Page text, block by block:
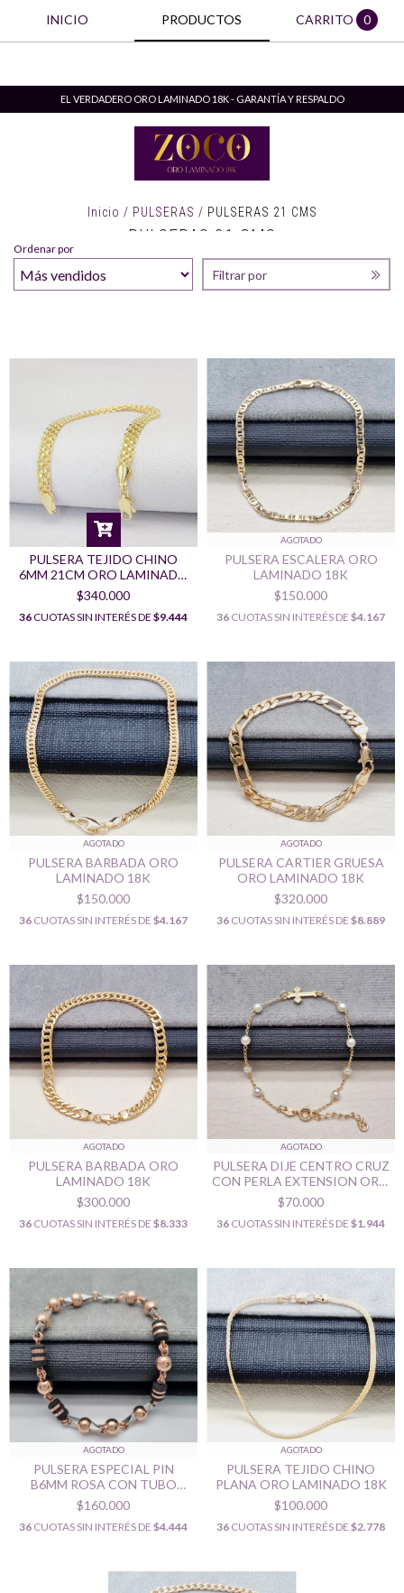
INICIO PRODUCTOS CARRITO 0
EL VERDADERO ORO LAMINADO 18K - GARANTÍA Y RESPALDO
Inicio / PULSERAS / PULSERAS 21 CMS
PULSERAS 21 CMS
Ordenar por
Filtrar por
PULSERA TEJIDO CHINO
6MM 21CM ORO LAMINADO
18K
$340.000
36CUOTAS SIN INTERÉS DE $9.444
AGOTADO
PULSERA ESCALERA ORO
LAMINADO 18K
$150.000
36 CUOTAS SIN INTERÉS DE $4.167
AGOTADO
PULSERA BARBADA ORO
LAMINADO 18K
$150.000
36 CUOTAS SIN INTERÉS DE $4.167
AGOTADO
PULSERA CARTIER GRUESA
ORO LAMINADO 18K
$320.000
36 CUOTAS SIN INTERÉS DE $8.889
AGOTADO
PULSERA BARBADA ORO
LAMINADO 18K
$300.000
36 CUOTAS SIN INTERÉS DE $8.333
AGOTADO
PULSERA DIJE CENTRO CRUZ
CON PERLA EXTENSION ORO
LAMINADO 18K
$70.000
36 CUOTAS SIN INTERÉS DE $1.944
AGOTADO
PULSERA ESPECIAL PIN
B6MM ROSA CON TUBO
CINTA NEGRO ORO
LAMINADO 18K
$160.000
36 CUOTAS SIN INTERÉS DE $4.444
AGOTADO
PULSERA TEJIDO CHINO
PLANA ORO LAMINADO 18K
$100.000
36 CUOTAS SIN INTERÉS DE $2.778